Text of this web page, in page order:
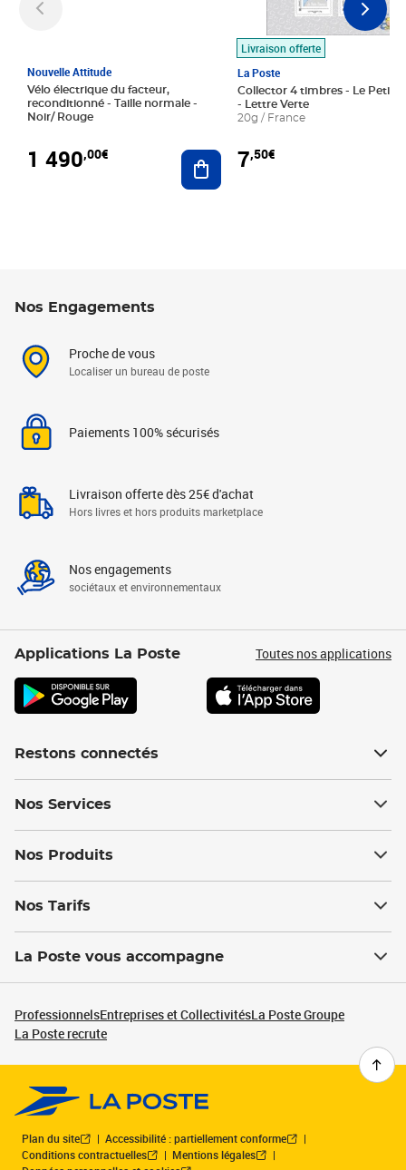
Nouvelle Attitude
Vélo électrique du facteur,
reconditionné - Taille normale -
Noir/ Rouge
1 490,00€ Ajouter au panier
Livraison offerte
La Poste
Collector 4 timbres - Le Petit
- Lettre Verte
20g / France
7,50€
Nos Engagements
Proche de vous
Localiser un bureau de poste
Paiements 100% sécurisés
Livraison offerte dès 25€ d'achat
Hors livres et hors produits marketplace
Nos engagements
sociétaux et environnementaux
Applications La Poste Toutes nos applications
Restons connectés
Nos Services
Nos Produits
Nos Tarifs
La Poste vous accompagne
ProfessionnelsEntreprises et CollectivitésLa Poste Groupe
La Poste recrute
Plan du site
Accessibilité : partiellement conforme
Conditions contractuelles
Mentions légales